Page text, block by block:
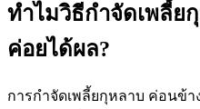
ทำไมวิธีกำจัดเพลี้ย
ค่อยได้ผล?
การกำจัดเพลี้ยกุหลาบ ค่อนข้